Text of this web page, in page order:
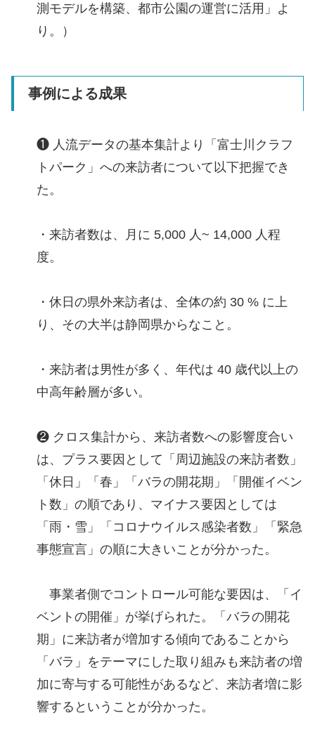
測モデルを構築、都市公園の運営に活用」よ
り。）
事例による成果
❶ 人流データの基本集計より「富士川クラフ
トパーク」への来訪者について以下把握でき
た。
・来訪者数は、月に 5,000 人~ 14,000 人程
度。
・休日の県外来訪者は、全体の約 30 % に上
り、その大半は静岡県からなこと。
・来訪者は男性が多く、年代は 40 歳代以上の
中高年齢層が多い。
❷ クロス集計から、来訪者数への影響度合い
は、プラス要因として「周辺施設の来訪者数」
「休日」「春」「バラの開花期」「開催イベン
ト数」の順であり、マイナス要因としては
「雨・雪」「コロナウイルス感染者数」「緊急
事態宣言」の順に大きいことが分かった。
事業者側でコントロール可能な要因は、「イ
ベントの開催」が挙げられた。「バラの開花
期」に来訪者が増加する傾向であることから
「バラ」をテーマにした取り組みも来訪者の増
加に寄与する可能性があるなど、来訪者増に影
響するということが分かった。